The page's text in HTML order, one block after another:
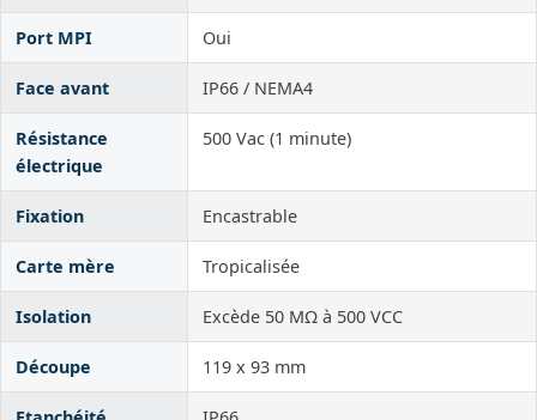
Port MPI Oui
Face avant IP66 / NEMA4
Résistance
électrique
500 Vac (1 minute)
Fixation Encastrable
Carte mère Tropicalisée
Isolation Excède 50 MΩ à 500 VCC
Découpe 119 x 93 mm